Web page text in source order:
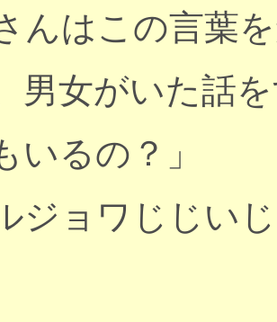
んはこの言葉
男女がいた話
いるの？」
ジョワじじい